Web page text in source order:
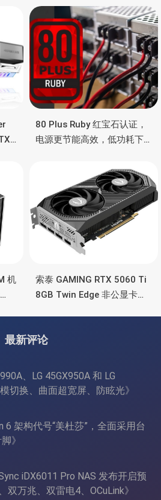
80 Plus Ruby 红宝石认证，
电源更节能高效，低功耗下
机
索泰 GAMING RTX 5060 Ti
8GB Twin Edge 非公显卡，
最新评论
、LG 45GX950A 和 LG
切换、曲面超宽屏、防眩光》
6 架构代号“美杜莎”，全面采用台
》
iDX6011 Pro NAS 发布开启预
双万兆、双雷电4、OCuLink》